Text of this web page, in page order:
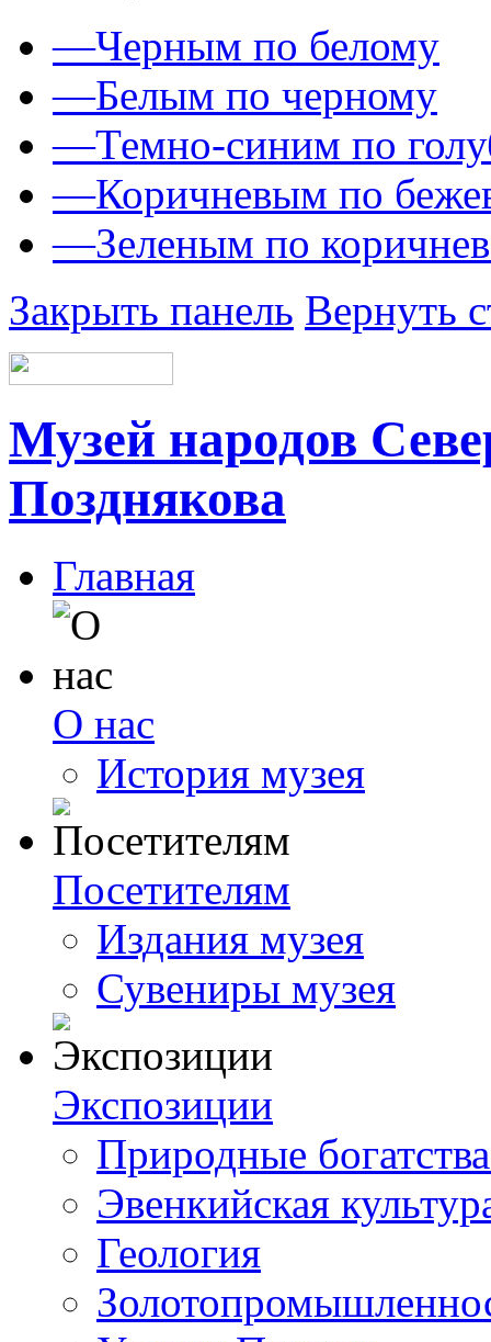
—Черным по белому
—Белым по черному
—Темно-синим по
—Коричневым по
—Зеленым по
Закрыть панель Вернуть
Музей народов
Позднякова
Главная
О нас
История музея
Посетителям
Издания музея
Сувениры музея
Экспозиции
Природные
Эвенкийская
Геология